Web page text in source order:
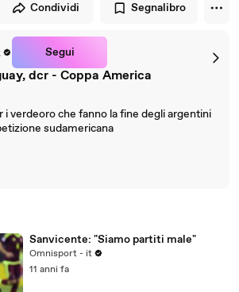
Condividi Segnalibro
Segui
dcr - Coppa America
i verdeoro che fanno la fine degli argentini
sudamericana
Sanvicente: "Siamo partiti male"
Omnisport - it
11 anni fa